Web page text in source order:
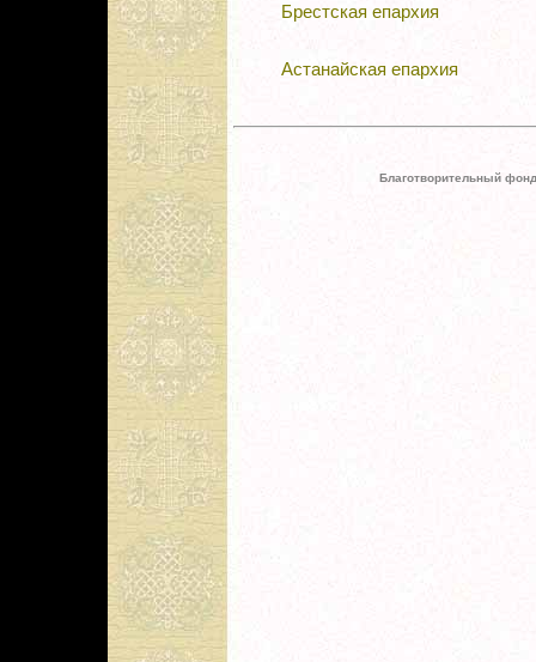
Брестская епархия
Астанайская епархия
Благотворительный